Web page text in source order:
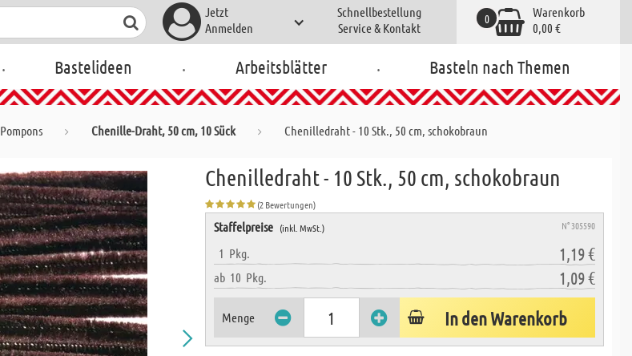
Jetzt
Anmelden
Schnellbestellung
Service & Kontakt
Warenkorb
0,00 €
0
. Bastelideen . Arbeitsblätter . Basteln nach Themen
Chenille-Draht, 50 cm, 10 Sück Chenilledraht - 10 Stk., 50 cm, schokobraun
Chenilledraht - 10 Stk., 50 cm, schokobraun
(2 Bewertungen)
Staffelpreise (inkl. MwSt.) N° 305590
1 Pkg. 1,19 €
ab 10 Pkg. 1,09 €
Menge In den Warenkorb